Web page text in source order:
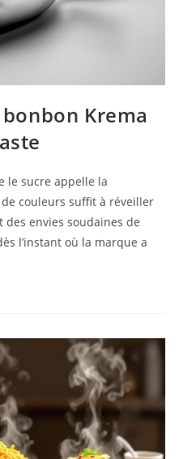
Krema
le sucre appelle la
couleurs suffit à réveiller
envies soudaines de
l’instant où la marque a